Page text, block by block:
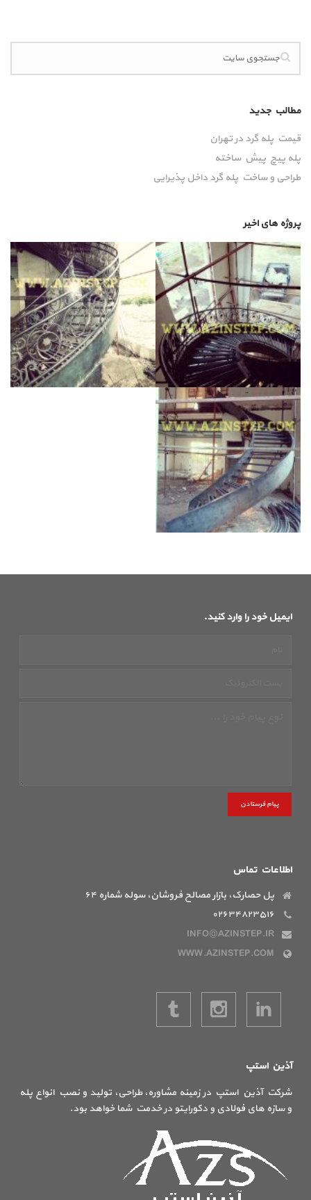
مطالب جدید
قیمت پله گرد در تهران
پله پیچ پیش‌ ساخته
طراحی و ساخت پله گرد داخل پذیرایی
پروژه های اخیر
ایمیل خود را وارد کنید.
پیام فرستادن
اطلاعات تماس
پل حصارک، بازار مصالح فروشان، سوله شماره ۶۴
۰۲۶۳۴۸۲۳۵۱۶
INFO@AZINSTEP.IR
WWW.AZINSTEP.COM
آذین استپ
شرکت آذین استپ در زمینه مشاوره، طراحی، تولید و نصب انواع پله
و سازه های فولادی و دکورایتو در خدمت شما خواهد بود.